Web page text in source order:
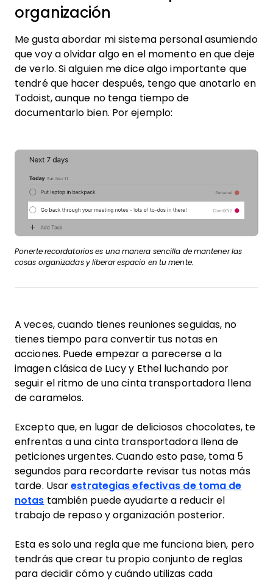
organización
Me gusta abordar mi sistema personal asumiendo
que voy a olvidar algo en el momento en que deje
de verlo. Si alguien me dice algo importante que
tendré que hacer después, tengo que anotarlo en
Todoist, aunque no tenga tiempo de
documentarlo bien. Por ejemplo:
Ponerte recordatorios es una manera sencilla de mantener las
cosas organizadas y liberar espacio en tu mente.
A veces, cuando tienes reuniones seguidas, no
tienes tiempo para convertir tus notas en
acciones. Puede empezar a parecerse a la
imagen clásica de Lucy y Ethel luchando por
seguir el ritmo de una cinta transportadora llena
de caramelos.
Excepto que, en lugar de deliciosos chocolates, te
enfrentas a una cinta transportadora llena de
peticiones urgentes. Cuando esto pase, toma 5
segundos para recordarte revisar tus notas más
tarde. Usarestrategias efectivas de toma de
notas también puede ayudarte a reducir el
trabajo de repaso y organización posterior.
Esta es solo una regla que me funciona bien, pero
tendrás que crear tu propio conjunto de reglas
para decidir cómo y cuándo utilizas cada